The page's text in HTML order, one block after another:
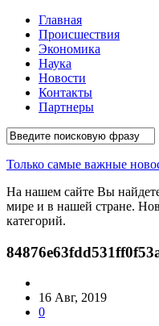
Главная
Происшествия
Экономика
Наука
Новости
Контакты
Партнеры
Только самые важные
На нашем сайте Вы
мире и в нашей стране.
категорий.
16 Авг, 2019
0